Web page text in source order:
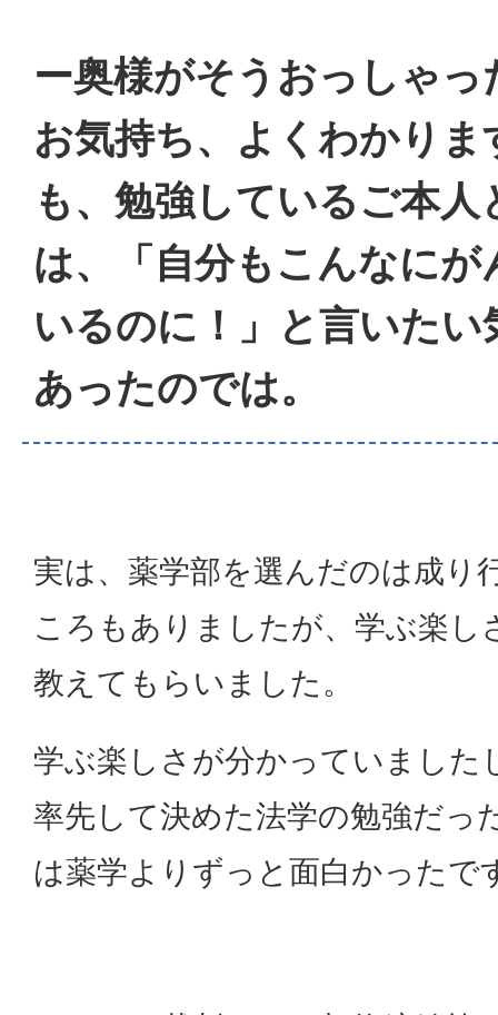
ー奥様がそうおっしゃっ
お気持ち、よくわかりま
も、勉強しているご本人
は、「自分もこんなにが
いるのに！」と言いたい
あったのでは。
実は、薬学部を選んだのは成り
ころもありましたが、学ぶ楽し
教えてもらいました。
学ぶ楽しさが分かっていました
率先して決めた法学の勉強だっ
は薬学よりずっと面白かったで